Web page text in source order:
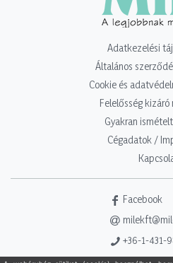
Adatkezelési
Általános
Cookie és
Felelősség
Gyakran
Cégadatok /
Facebook
+36-1-431-